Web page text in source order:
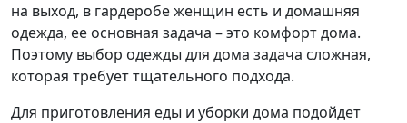
на выход, в гардеробе женщин есть и домашняя
одежда, ее основная задача – это комфорт дома.
Поэтому выбор одежды для дома задача сложная,
которая требует тщательного подхода.
Для приготовления еды и уборки дома подойдет